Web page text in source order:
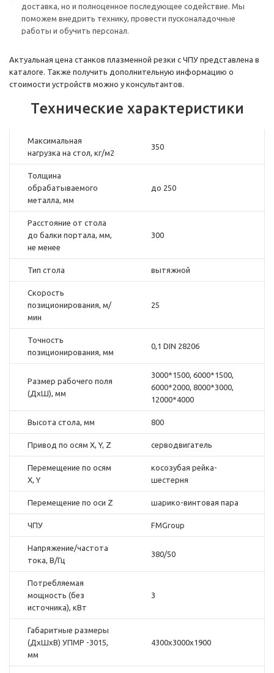
доставка, но и полноценное последующее содействие. Мы
поможем внедрить технику, провести пусконаладочные
работы и обучить персонал.
Актуальная цена станков плазменной резки с ЧПУ представлена в
каталоге. Также получить дополнительную информацию о
стоимости устройств можно у консультантов.
Технические характеристики
Максимальная
нагрузка на стол, кг/м2
350
Толщина
обрабатываемого
металла, мм
до 250
Расстояние от стола
до балки портала, мм,
не менее
300
Тип стола вытяжной
Скорость
позиционирования, м/
мин
25
Точность
позиционирования, мм
0,1 DIN 28206
Размер рабочего поля
(ДхШ), мм
3000*1500, 6000*1500,
6000*2000, 8000*3000,
12000*4000
Высота стола, мм 800
Привод по осям X, Y, Z серводвигатель
Перемещение по осям
X, Y
косозубая рейка-
шестерня
Перемещение по оси Z шарико-винтовая пара
ЧПУ FMGroup
Напряжение/частота
тока, В/Гц
380/50
Потребляемая
мощность (без
источника), кВт
3
Габаритные размеры
(ДхШхВ) УПМР -3015,
мм
4300х3000х1900